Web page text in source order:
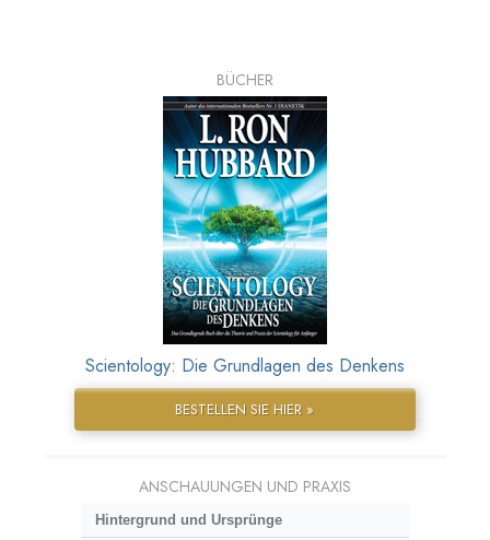
BÜCHER
Scientology: Die Grundlagen des Denkens
BESTELLEN SIE HIER »
ANSCHAUUNGEN UND PRAXIS
Hintergrund und Ursprünge